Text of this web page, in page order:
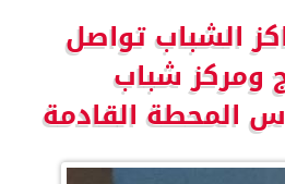
الشباب تواصل
ومركز شباب
المحطة القادمة